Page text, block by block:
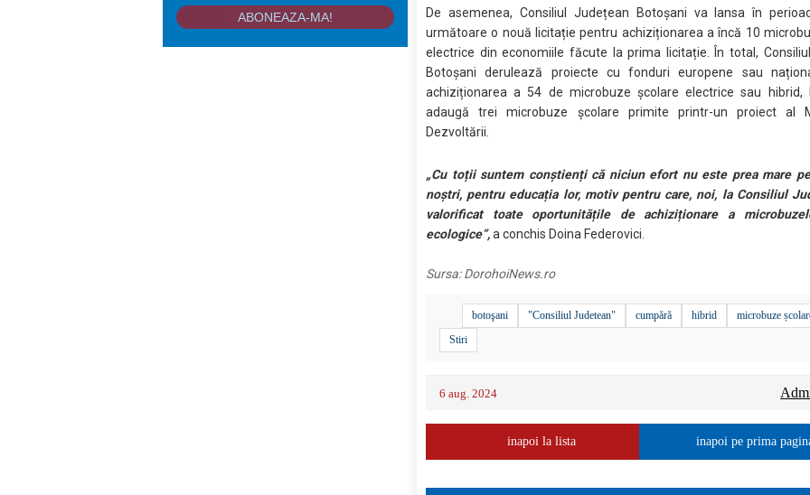
De asemenea, Consiliul Județean Botoșani va lansa în
următoare o nouă licitație pentru achiziționarea a încă 10
electrice din economiile făcute la prima licitație. În total,
Botoșani derulează proiecte cu fonduri europene sau
achiziționarea a 54 de microbuze școlare electrice sau hibrid,
adaugă trei microbuze școlare primite printr-un proiect al
Dezvoltării.
„Cu toții suntem conștienți că niciun efort nu este prea mare
noștri, pentru educația lor, motiv pentru care, noi, la Consiliul
valorificat toate oportunitățile de achiziționare a
ecologice”,a conchis Doina Federovici.
Sursa:DorohoiNews.ro
botoşani "Consiliul Judetean" cumpără hibrid
microbuze
Stiri
6 aug. 2024
inapoi la lista inapoi pe prima